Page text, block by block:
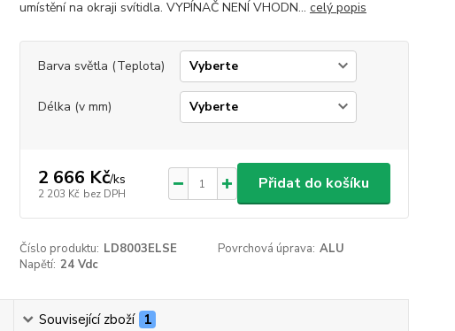
umístění na okraji svítidla. VYPÍNAČ NENÍ VHODN... celý popis
Barva světla (Teplota)
Délka (v mm)
2 666 Kč/ks
2 203 Kč bez DPH
Přidat do košíku
Číslo produktu: LD8003ELSE Povrchová úprava: ALU
Napětí: 24 Vdc
Související zboží 1